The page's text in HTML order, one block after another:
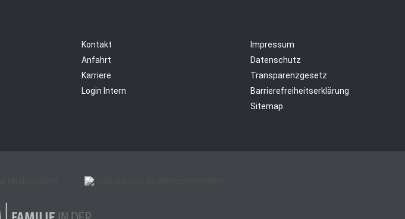
Kontakt
Anfahrt
Karriere
Login Intern
Impressum
Datenschutz
Transparenzgesetz
Barrierefreiheitserklärung
Sitemap